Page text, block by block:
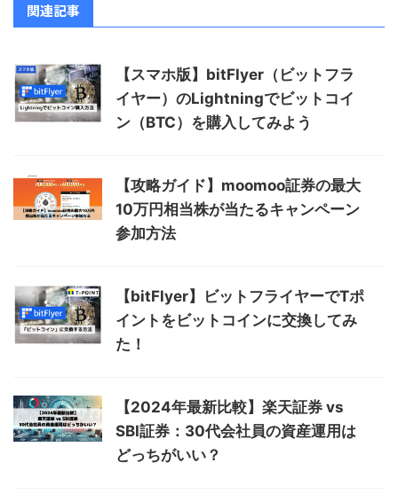
関連記事
【スマホ版】bitFlyer（ビットフラ
イヤー）のLightningでビットコイ
ン（BTC）を購入してみよう
【攻略ガイド】moomoo証券の最大
10万円相当株が当たるキャンペーン
参加方法
【bitFlyer】ビットフライヤーでTポ
イントをビットコインに交換してみ
た！
【2024年最新比較】楽天証券 vs
SBI証券：30代会社員の資産運用は
どっちがいい？